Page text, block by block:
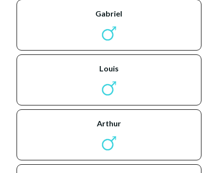
gabriel
louis
arthur